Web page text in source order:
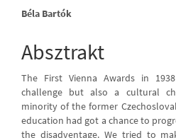
Main
Article
Content
Béla Bartók
Absztrakt
The First Vienna Awards in
challenge but also a cultural
minority of the former
education had got a chance to
the disadventage. We tried to